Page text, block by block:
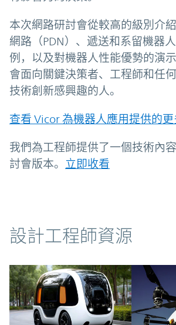
本次網路研討會從較高的級別介
網路（PDN）、遞送和系留機器
例，以及對機器人性能優勢的演
會面向關鍵決策者、工程師和任
技術創新感興趣的人。
查看 Vicor 為機器人應用提供的
我們為工程師提供了一個技術內
討會版本。 立即收看
資源
設計工程師資源